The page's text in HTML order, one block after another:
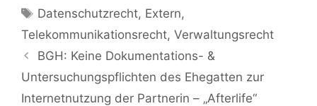
Schlagwörter
Datenschutzrecht, Extern,
Telekommunikationsrecht, Verwaltungsrecht
BGH: Keine Dokumentations- &
Untersuchungspflichten des Ehegatten zur
Internetnutzung der Partnerin – „Afterlife“